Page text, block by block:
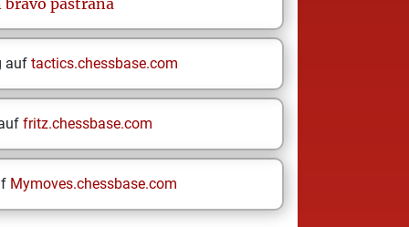
bravo pastrana
auf tactics.chessbase.com
fritz.chessbase.com
Mymoves.chessbase.com